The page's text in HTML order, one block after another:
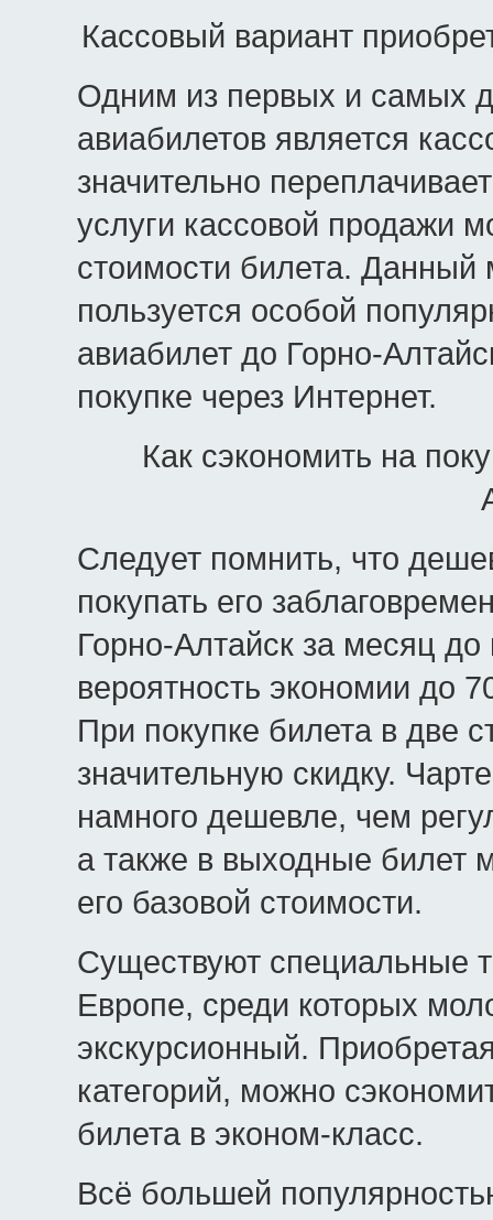
Кассовый вариант
Одним из первых и самых
авиабилетов является
значительно
услуги кассовой продажи
стоимости билета. Данный
пользуется особой
авиабилет до Горно-
покупке через Интернет.
Как сэкономить на
Следует помнить, что
покупать его
Горно-Алтайск за месяц
вероятность экономии до
При покупке билета в две
значительную скидку.
намного дешевле, чем
а также в выходные билет
его базовой стоимости.
Существуют специальные
Европе, среди которых
экскурсионный.
категорий, можно
билета в эконом-класс.
Всё большей